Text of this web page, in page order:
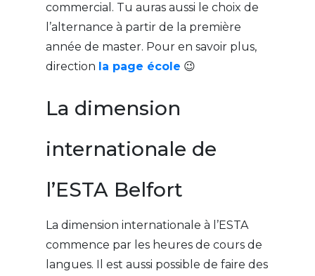
commercial. Tu auras aussi le choix de
l’alternance à partir de la première
année de master. Pour en savoir plus,
direction la page école 😉
La dimension
internationale de
l’ESTA Belfort
La dimension internationale à l’ESTA
commence par les heures de cours de
langues. Il est aussi possible de faire des